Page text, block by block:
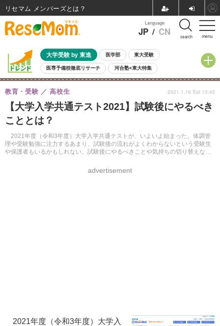
menu
Language
JP / CN search
大学受験 by 東進 医学部 東大受験
医専予備校徹底リサーチ 河合塾×東大特集
親子で考える大学選び 高校受験 中学受験 小学校受験
共通テスト 夏休み
8月開催イベント・WS 全国公立高校 過去問 人気記事
自由研究教材（小学生向け）
【大学入学共通テスト2021】試験後にやるべき
こととは？
2021年度（令和3年度）大学入学共通テストが、いよいよ始まった。体調管
理や受験勉強に注力するあまり、試験後の流れがよくわからないという受験生
や保護者もいるかもしれない。試験後にやるべきことや気持ちの切り替えなど
教育・受験 高校生
advertisement
2021.1.16 Sat 13:45
2021年度（令和3年度）大学入
リセマム メンバーズ